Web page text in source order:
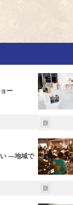
ー
い ―地域で